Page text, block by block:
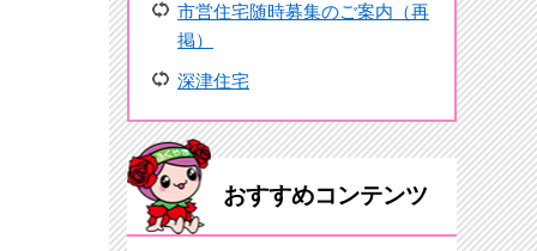
市営住宅随時募集のご案内（再
掲）
深津住宅
おすすめコンテンツ